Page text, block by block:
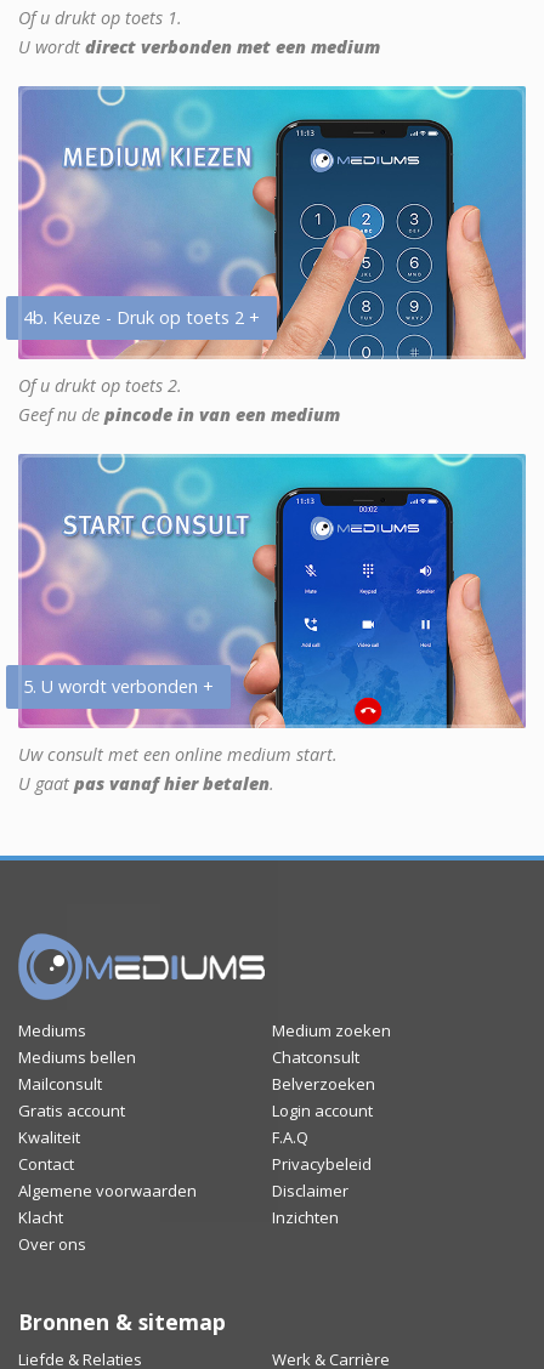
Of u drukt op toets 1.
U wordt direct verbonden met een medium
4b. Keuze - Druk op toets 2 +
Of u drukt op toets 2.
Geef nu de pincode in van een medium
5. U wordt verbonden +
Uw consult met een online medium start.
U gaat pas vanaf hier betalen.
Mediums
Medium zoeken
Mediums bellen
Chatconsult
Mailconsult
Belverzoeken
Gratis account
Login account
Kwaliteit
F.A.Q
Contact
Privacybeleid
Algemene voorwaarden
Disclaimer
Klacht
Inzichten
Over ons
Bronnen & sitemap
Liefde & Relaties Werk & Carrière